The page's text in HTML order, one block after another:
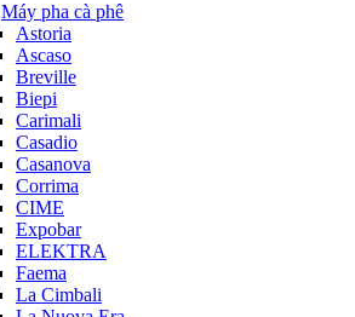
Máy pha cà phê
Astoria
Ascaso
Breville
Biepi
Carimali
Casadio
Casanova
Corrima
CIME
Expobar
ELEKTRA
Faema
La Cimbali